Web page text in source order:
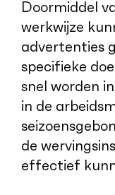
Doormiddel
werkwijze
advertenties
specifieke
snel worden
in de
de
effectief